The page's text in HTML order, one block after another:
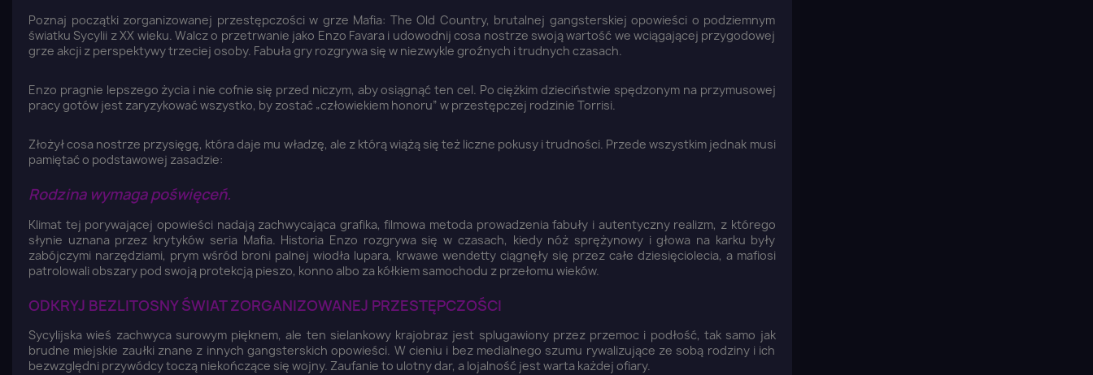
Poznaj początki zorganizowanej przestępczości w grze Mafia: The Old Country, brutalnej gangsterskiej opowieści o podziemnym
światku Sycylii z XX wieku. Walcz o przetrwanie jako Enzo Favara i udowodnij cosa nostrze swoją wartość we wciągającej przygodowej
grze akcji z perspektywy trzeciej osoby. Fabuła gry rozgrywa się w niezwykle groźnych i trudnych czasach.
Enzo pragnie lepszego życia i nie cofnie się przed niczym, aby osiągnąć ten cel. Po ciężkim dzieciństwie spędzonym na przymusowej
pracy gotów jest zaryzykować wszystko, by zostać „człowiekiem honoru” w przestępczej rodzinie Torrisi.
Złożył cosa nostrze przysięgę, która daje mu władzę, ale z którą wiążą się też liczne pokusy i trudności. Przede wszystkim jednak musi
pamiętać o podstawowej zasadzie:
Rodzina wymaga poświęceń.
Klimat tej porywającej opowieści nadają zachwycająca grafika, filmowa metoda prowadzenia fabuły i autentyczny realizm, z którego
słynie uznana przez krytyków seria Mafia. Historia Enzo rozgrywa się w czasach, kiedy nóż sprężynowy i głowa na karku były
zabójczymi narzędziami, prym wśród broni palnej wiodła lupara, krwawe wendetty ciągnęły się przez całe dziesięciolecia, a mafiosi
patrolowali obszary pod swoją protekcją pieszo, konno albo za kółkiem samochodu z przełomu wieków.
ODKRYJ BEZLITOSNY ŚWIAT ZORGANIZOWANEJ PRZESTĘPCZOŚCI
Sycylijska wieś zachwyca surowym pięknem, ale ten sielankowy krajobraz jest splugawiony przez przemoc i podłość, tak samo jak
brudne miejskie zaułki znane z innych gangsterskich opowieści. W cieniu i bez medialnego szumu rywalizujące ze sobą rodziny i ich
bezwzględni przywódcy toczą niekończące się wojny. Zaufanie to ulotny dar, a lojalność jest warta każdej ofiary.
Anuluj